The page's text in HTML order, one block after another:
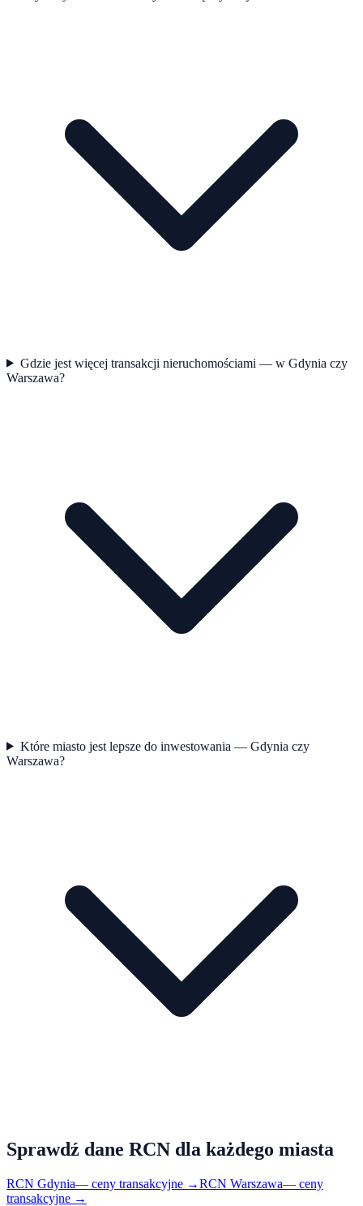
Gdzie jest więcej transakcji nieruchomościami — w Gdynia czy
Warszawa?
Które miasto jest lepsze do inwestowania — Gdynia czy
Warszawa?
Sprawdź dane RCN dla każdego miasta
RCN Gdynia— ceny transakcyjne →RCN Warszawa— ceny
transakcyjne →